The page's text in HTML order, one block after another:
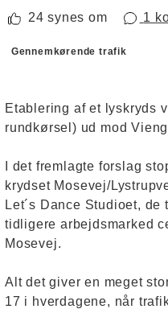
24 synes om 1
Forslagskategorier
Gennemkørende trafik
Etablering af et lyskryds
rundkørsel) ud mod
I det fremlagte forslag
krydset Mosevej/
Let´s Dance Studioet,
tidligere arbejdsmarked
Mosevej.
Alt det giver en meget
17 i hverdagene, når